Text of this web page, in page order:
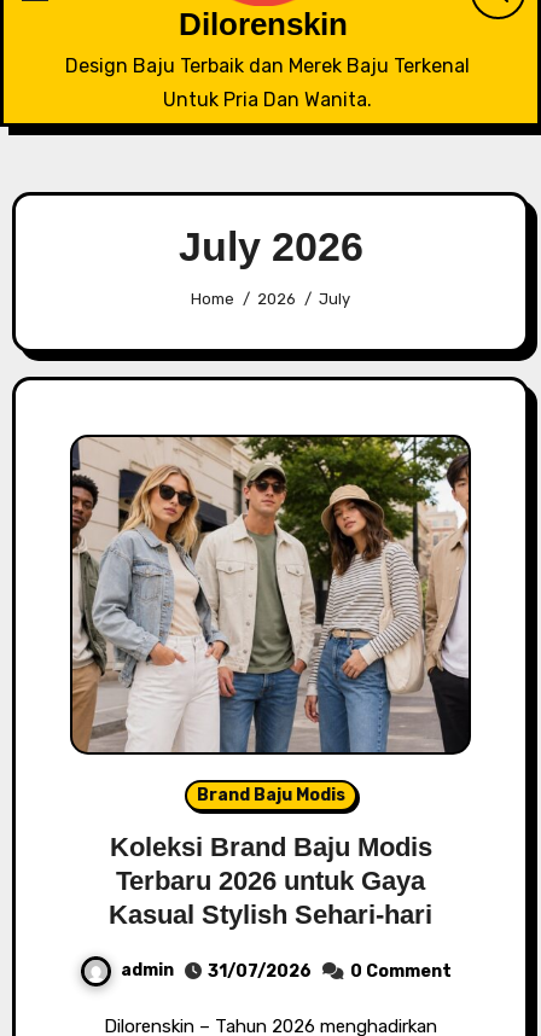
Dilorenskin
Design Baju Terbaik dan Merek Baju Terkenal
Untuk Pria Dan Wanita.
July 2026
Home 2026 July
Brand Baju Modis
Koleksi Brand Baju Modis
Terbaru 2026 untuk Gaya
Kasual Stylish Sehari-hari
admin 31/07/2026 0 Comment
Dilorenskin – Tahun 2026 menghadirkan